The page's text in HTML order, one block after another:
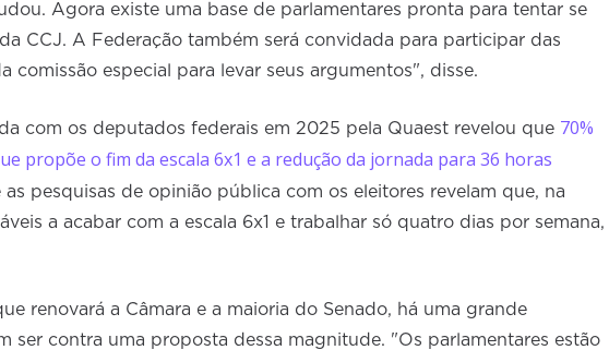
Agora existe uma base de parlamentares pronta para tentar se
CCJ. A Federação também será convidada para participar das
comissão especial para levar seus argumentos", disse.
com os deputados federais em 2025 pela Quaest revelou que 70%
propõe o fim da escala 6x1 e a redução da jornada para 36 horas
as pesquisas de opinião pública com os eleitores revelam que, na
a acabar com a escala 6x1 e trabalhar só quatro dias por semana,
renovará a Câmara e a maioria do Senado, há uma grande
ser contra uma proposta dessa magnitude. "Os parlamentares estão